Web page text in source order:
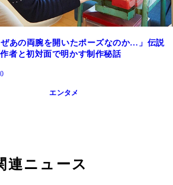
ぜあの両腕を開いたポーズなのか…」伝説
者と初対面で明かす制作秘話
エンタメ
連ニュース